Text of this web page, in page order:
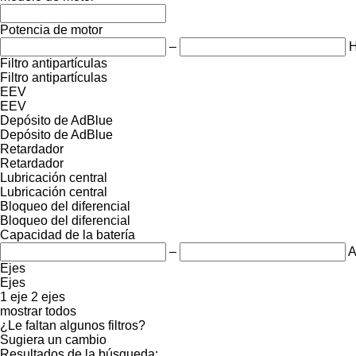
Potencia de motor
–
Filtro antipartículas
Filtro antipartículas
EEV
EEV
Depósito de AdBlue
Depósito de AdBlue
Retardador
Retardador
Lubricación central
Lubricación central
Bloqueo del diferencial
Bloqueo del diferencial
Capacidad de la batería
–
Ejes
Ejes
1 eje 2 ejes
mostrar todos
¿Le faltan algunos filtros?
Sugiera un cambio